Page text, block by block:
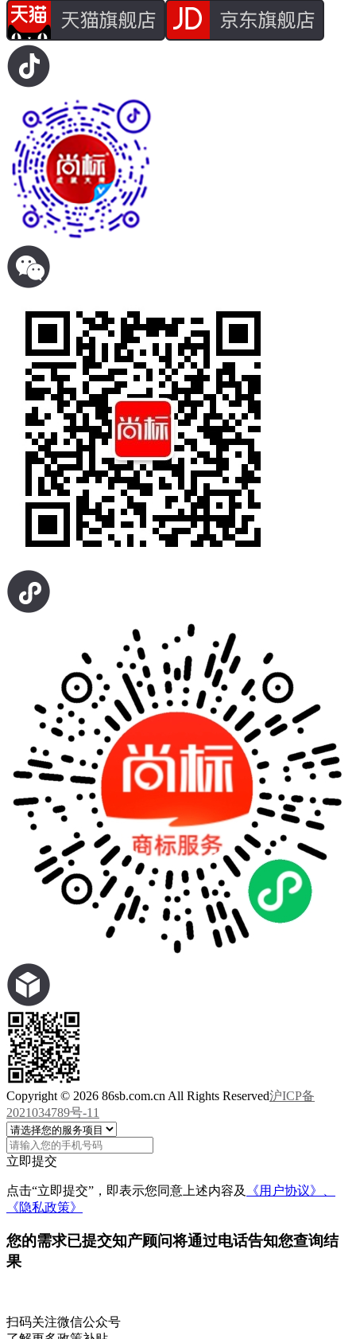
Copyright © 2026 86sb.com.cn All Rights Reserved沪ICP备
2021034789号-11
立即提交
点击“立即提交”，即表示您同意上述内容及
《用户协议》、
《隐私政策》
您的需求已提交知产顾问将通过电话告知您查询结
果
扫码关注微信公众号